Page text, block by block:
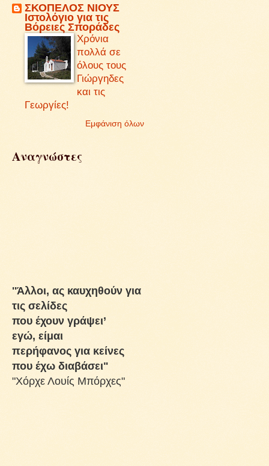
ΣΚΟΠΕΛΟΣ ΝΙΟΥΣ
Iστολόγιο για τις
Βόρειες Σποράδες
Χρόνια
πολλά σε
όλους τους
Γιώργηδες
και τις
Γεωργίες!
Εμφάνιση όλων
Αναγνώστες
''Άλλοι, ας καυχηθούν για
τις σελίδες
που έχουν γράψει’
εγώ, είμαι
περήφανος για κείνες
που έχω διαβάσει"
"Χόρχε Λουίς Μπόρχες"